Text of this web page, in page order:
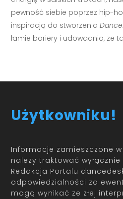
pewność siebie poprzez hip-
inspiracją do stworzenia
łamie bariery i udowadnia, że
Użytkowniku!
Informacje zamieszczone
należy traktować
Redakcja Portalu
odpowiedzialności za
mogą wynikać ze złej